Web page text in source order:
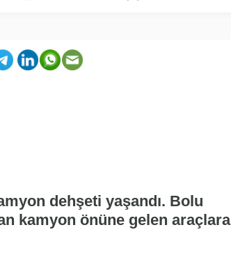
dehşeti yaşandı. Bolu
kamyon önüne gelen araçlara